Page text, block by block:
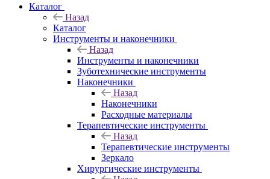
Каталог
Назад
Каталог
Инструменты и наконечники
Назад
Инструменты и наконечники
Зуботехнические инструменты
Наконечники
Назад
Наконечники
Расходные материалы
Терапевтические инструменты
Назад
Терапевтические инструменты
Зеркало
Хирургические инструменты